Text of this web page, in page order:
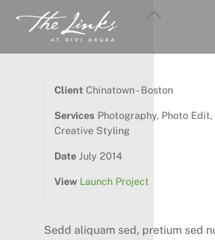
Client Chinatown - Boston
Services Photography, Photo Edit,
Creative Styling
Date July 2014
View Launch Project
Sedd aliquam sed, pretium sed
Back